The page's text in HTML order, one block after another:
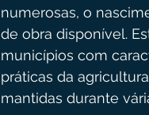
numerosas, o
de obra disponível.
municípios com
práticas da
mantidas durante